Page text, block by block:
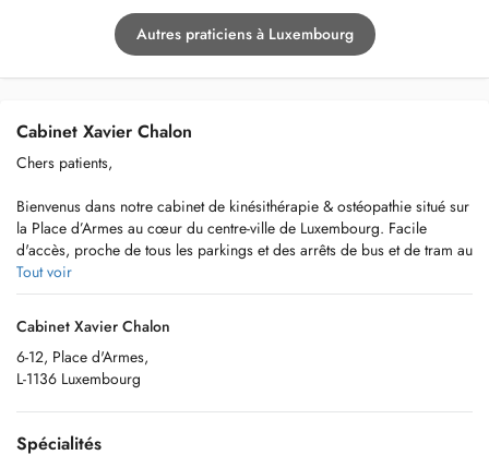
Autres praticiens à Luxembourg
Cabinet Xavier Chalon
Chers patients,
Bienvenus dans notre cabinet de kinésithérapie & ostéopathie situé sur
la Place d’Armes au cœur du centre-ville de Luxembourg. Facile
d'accès, proche de tous les parkings et des arrêts de bus et de tram au
Royal Hamilius.
Votre équipe soignante !
Tel. : 28774482
Tout voir
Cabinet Xavier Chalon
6-12, Place d'Armes,
L-1136 Luxembourg
Spécialités